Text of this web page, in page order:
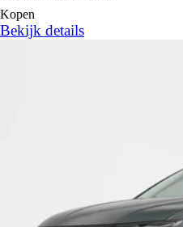
Kopen
Bekijk details